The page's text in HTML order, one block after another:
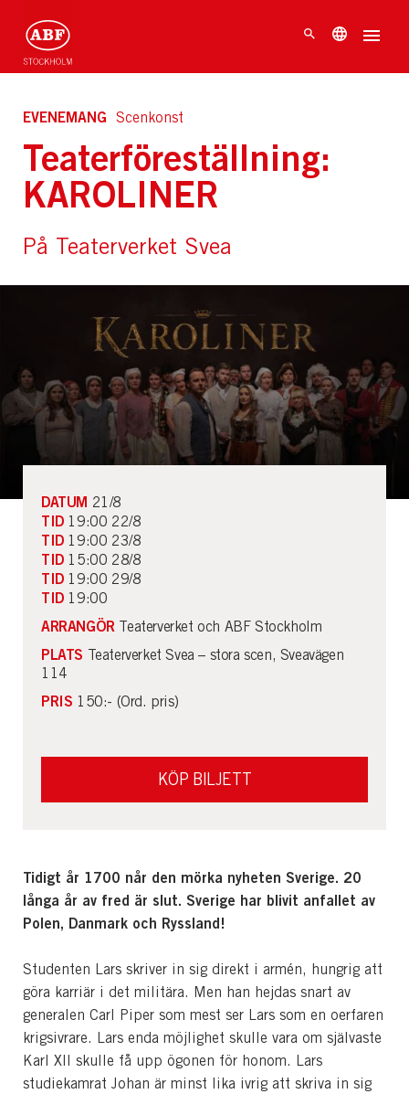
EVENEMANG Scenkonst
Teaterföreställning:
KAROLINER
På Teaterverket Svea
Tidigt år 1700 når den mörka nyheten Sverige. 20
långa år av fred är slut. Sverige har blivit anfallet av
Polen, Danmark och Ryssland!
Studenten Lars skriver in sig direkt i armén, hungrig att
göra karriär i det militära. Men han hejdas snart av
generalen Carl Piper som mest ser Lars som en oerfaren
krigsivrare. Lars enda möjlighet skulle vara om självaste
Karl XII skulle få upp ögonen för honom. Lars
studiekamrat Johan är minst lika ivrig att skriva in sig
DATUM 21/8
TID19:00 22/8
TID19:00 23/8
TID15:00 28/8
TID19:00 29/8
TID19:00
ARRANGÖRTeaterverket och ABF Stockholm
PLATS Teaterverket Svea – stora scen, Sveavägen
114
PRIS 150:- (Ord. pris)
KÖP BILJETT